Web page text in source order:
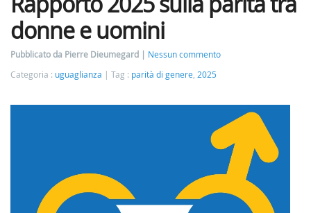
donne e uomini
Pubblicato da Pierre Dieumegard
Nessun commento
Categoria : uguaglianza Tag : parità di genere, 2025